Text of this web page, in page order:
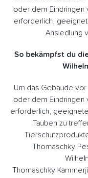
oder dem Eindringen
erforderlich,
Ansiedlung
So bekämpfst du
Um das Gebäude
oder dem Eindringen
erforderlich,
Tauben zu
Thomaschky
Thomaschky